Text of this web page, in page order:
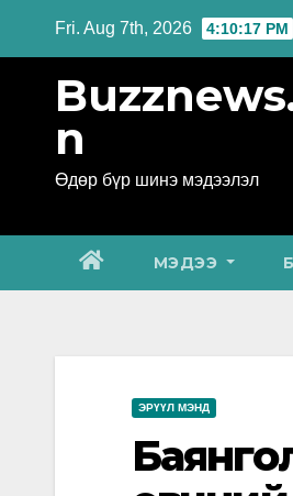
Fri. Aug 7th, 2026 4:10:18 PM
n
Өдөр бүр шинэ мэдээлэл
МЭДЭЭ
ЭРҮҮЛ МЭНД